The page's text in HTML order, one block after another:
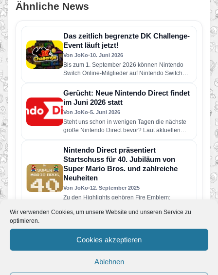
Wir verwenden Cookies, um unsere Website und unseren Service zu
optimieren.
Cookies akzeptieren
Ablehnen
Ähnliche News
Das zeitlich begrenzte DK Challenge-
Event läuft jetzt!
Von JoKo•10. Juni 2026
Bis zum 1. September 2026 können Nintendo
Switch Online-Mitglieder auf Nintendo Switch
2 durch das Abschließen spielinterner
Herausforderungen in einer Reihe…
Gerücht: Neue Nintendo Direct findet
im Juni 2026 statt
Von JoKo•5. Juni 2026
Steht uns schon in wenigen Tagen die nächste
große Nintendo Direct bevor? Laut aktuellen
Berichten soll Nintendo bereits…
Nintendo Direct präsentiert
Startschuss für 40. Jubiläum von
Super Mario Bros. und zahlreiche
Neuheiten
Von JoKo•12. September 2025
Zu den Highlights gehören Fire Emblem:
Hades II, die Rückkehr von Super Mario…
10. März 2025
Switch Online-Bibliothek um zwei zeitlose
Klassiker: Donkey Kong und Mario’s…